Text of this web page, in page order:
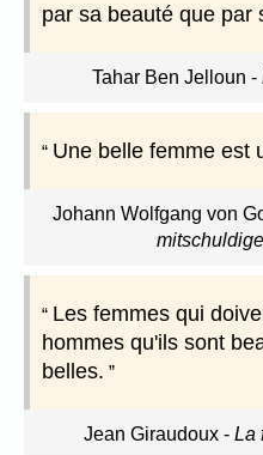
par sa beauté que par
Tahar Ben Jelloun -
Une belle femme est
Johann Wolfgang von
Les femmes qui
hommes qu'ils sont
belles.
Jean Giraudoux- La